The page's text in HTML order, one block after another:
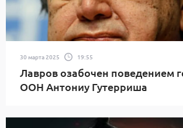
30 марта 2025 19:55
Лавров озабочен поведением
ООН Антониу Гутерриша